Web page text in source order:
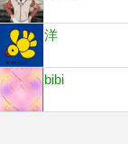
洋
bibi